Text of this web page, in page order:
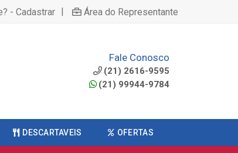
- Cadastrar | Área do Representante
Fale Conosco
(21) 2616-9595
(21) 99944-9784
DESCARTAVEIS OFERTAS